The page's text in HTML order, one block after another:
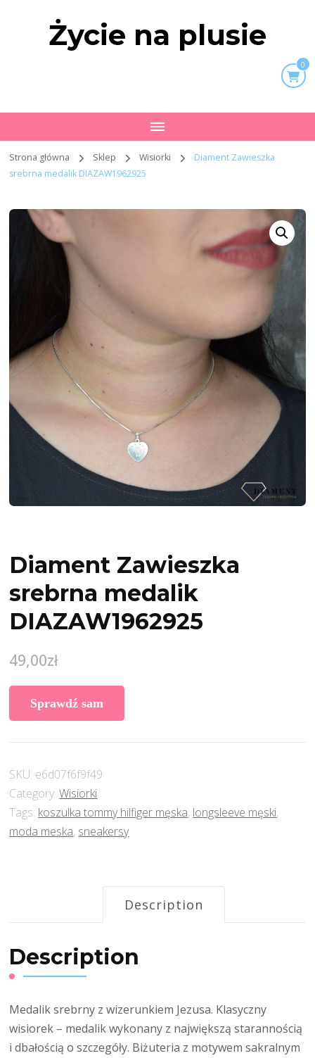
Życie na plusie
0
Strona główna Sklep Wisiorki
Diament Zawieszka
srebrna medalik DIAZAW1962925
Diament Zawieszka
srebrna medalik
DIAZAW1962925
49,00zł
Sprawdź sam
SKU: e6d07f6f9f49
Category:Wisiorki
Tags: koszulka tommy hilfiger męska, longsleeve męski,
moda meska, sneakersy
Description
Description
Medalik srebrny z wizerunkiem Jezusa. Klasyczny
wisiorek – medalik wykonany z największą starannością
i dbałością o szczegóły. Biżuteria z motywem sakralnym